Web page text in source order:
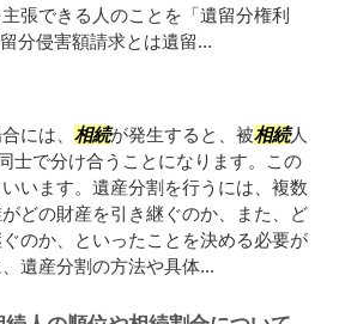
張できる人のことを「遺留分権利
分侵害額請求とは遺留...
には、 相続が発生すると、被相続人
士で分け合うことになります。この
います。遺産分割を行うには、複数
どの財産を引き継ぐのか、また、ど
のか、といったことを決める必要が
遺産分割の方法や具体...